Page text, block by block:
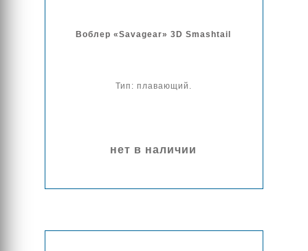
Воблер «Savagear» 3D Smashtail
Тип: плавающий.
нет в наличии